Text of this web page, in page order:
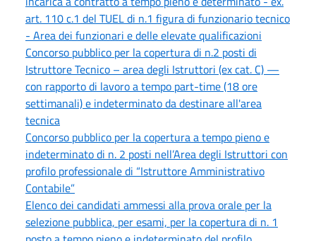
art. 110 c.1 del TUEL di n.1 figura di funzionario tecnico
- Area dei funzionari e delle elevate qualificazioni
Concorso pubblico per la copertura di n.2 posti di
Istruttore Tecnico – area degli Istruttori (ex cat. C) —
con rapporto di lavoro a tempo part-time (18 ore
settimanali) e indeterminato da destinare all'area
tecnica
Concorso pubblico per la copertura a tempo pieno e
indeterminato di n. 2 posti nell’Area degli Istruttori con
profilo professionale di “Istruttore Amministrativo
Contabile”
Elenco dei candidati ammessi alla prova orale per la
selezione pubblica, per esami, per la copertura di n. 1